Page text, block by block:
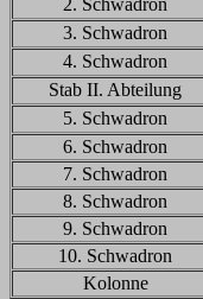
2. Schwadron
3. Schwadron
4. Schwadron
Stab II. Abteilung
5. Schwadron
6. Schwadron
7. Schwadron
8. Schwadron
9. Schwadron
10. Schwadron
Kolonne